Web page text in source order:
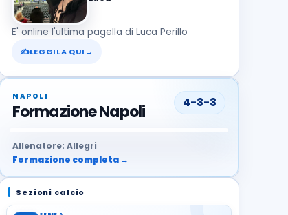
E' online l'ultima pagella di Luca Perillo
✍LEGGILA QUI →
NAPOLI
Formazione Napoli 4-3-3
Allenatore: Allegri
Formazione completa →
Sezioni calcio